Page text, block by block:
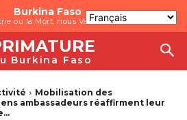
Burkina Faso
ou la Mort, nous Vaincrons
Burkina Faso
Mobilisation des
ambassadeurs réaffirment leur